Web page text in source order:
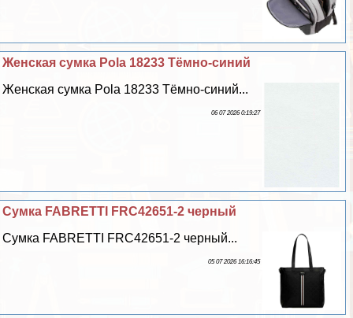
Женская сумка Pola 18233 Тёмно-синий
Женская сумка Pola 18233 Тёмно-синий...
06 07 2026 0:19:27
Сумка FABRETTI FRC42651-2 черный
Сумка FABRETTI FRC42651-2 черный...
05 07 2026 16:16:45